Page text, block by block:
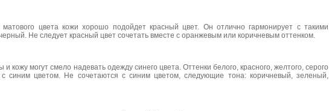
цвета кожи хорошо подойдет красный цвет. Он отлично гармонирует с такими
Не следует красный цвет сочетать вместе с оранжевым или коричневым оттенком.
могут смело надевать одежду синего цвета. Оттенки белого, красного, желтого, серого
синим цветом. Не сочетаются с синим цветом, следующие тона: коричневый, зеленый,